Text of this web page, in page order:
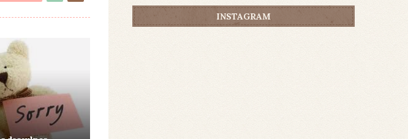
INSTAGRAM